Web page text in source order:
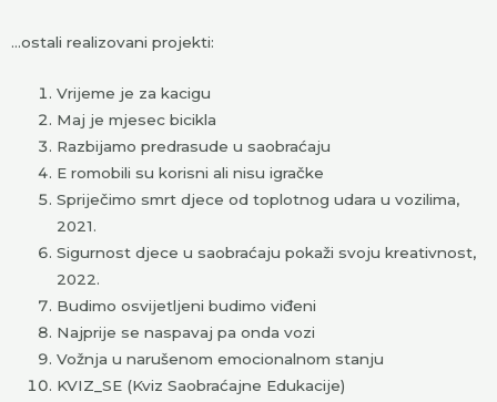
…ostali realizovani projekti:
Vrijeme je za kacigu
Maj je mjesec bicikla
Razbijamo predrasude u saobraćaju
E romobili su korisni ali nisu igračke
Spriječimo smrt djece od toplotnog udara u vozilima,
2021.
Sigurnost djece u saobraćaju pokaži svoju kreativnost,
2022.
Budimo osvijetljeni budimo viđeni
Najprije se naspavaj pa onda vozi
Vožnja u narušenom emocionalnom stanju
KVIZ_SE (Kviz Saobraćajne Edukacije)